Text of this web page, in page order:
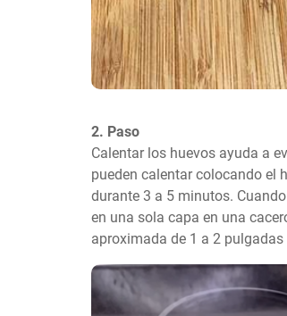
2. Paso
Calentar los huevos ayuda a
pueden calentar colocando el
durante 3 a 5 minutos.
en una sola capa en una
aproximada de 1 a 2